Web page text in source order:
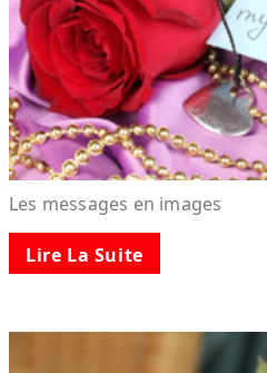
Les messages en images
Lire La Suite